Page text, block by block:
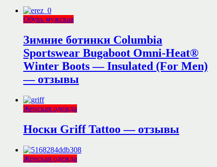
Обувь мужская
Зимние ботинки Columbia
Sportswear Bugaboot Omni-Heat®
Winter Boots — Insulated (For Men)
— отзывы
Женская одежда
Носки Griff Tattoo — отзывы
Женская одежда